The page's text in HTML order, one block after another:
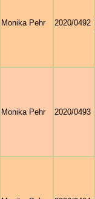
Monika Pehr 2020/0492
Monika Pehr 2020/0493